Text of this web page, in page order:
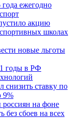
ежегодно
акцию
школах
новые льготы
годы в РФ
ставку по
9%
на фоне
без сбоев на всех